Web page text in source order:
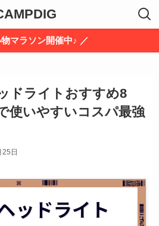
マラソン開催中♪ ／
ドライトおすすめ8
使いやすいコスパ最強
日